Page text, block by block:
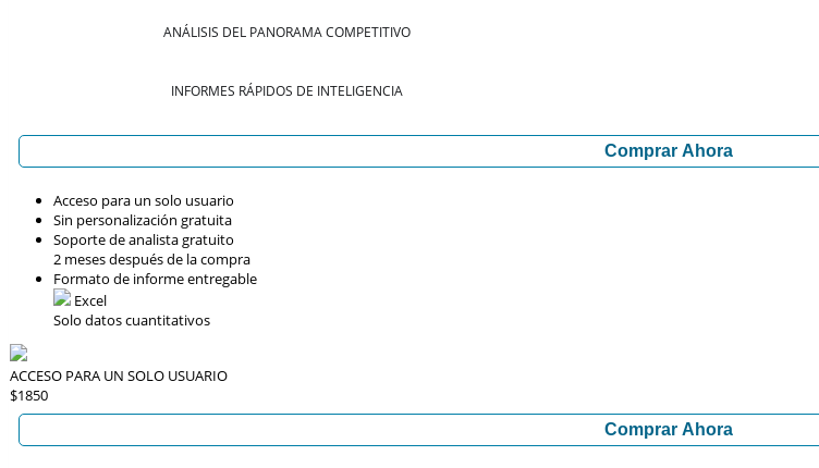
ANÁLISIS DEL PANORAMA COMPETITIVO
INFORMES RÁPIDOS DE INTELIGENCIA
Comprar Ahora
Acceso para un solo usuario
Sin personalización gratuita
Soporte de analista gratuito
2 meses después de la compra
Formato de informe entregable
Excel
Solo datos cuantitativos
ACCESO PARA UN SOLO USUARIO
$1850
Comprar Ahora